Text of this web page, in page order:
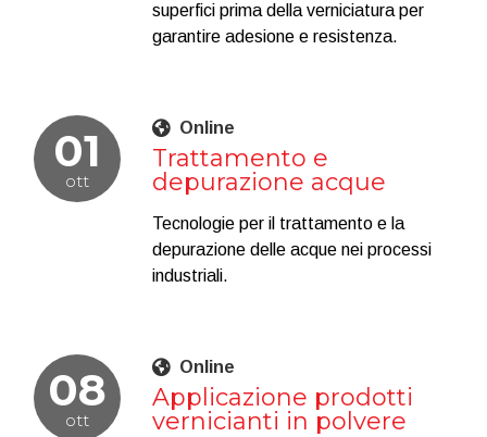
superfici prima della verniciatura per
garantire adesione e resistenza.
01
ott
Online
Trattamento e
depurazione acque
Tecnologie per il trattamento e la
depurazione delle acque nei processi
industriali.
08
ott
Online
Applicazione prodotti
vernicianti in polvere